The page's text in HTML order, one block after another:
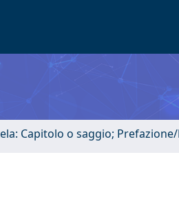
Capitolo o saggio;